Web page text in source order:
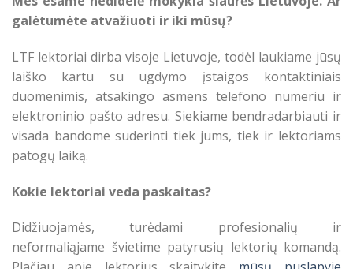
galėtumėte atvažiuoti ir iki mūsų?
LTF lektoriai dirba visoje Lietuvoje, todėl laukiame jūsų
laiško kartu su ugdymo įstaigos kontaktiniais
duomenimis, atsakingo asmens telefono numeriu ir
elektroninio pašto adresu. Siekiame bendradarbiauti ir
visada bandome suderinti tiek jums, tiek ir lektoriams
patogų laiką.
Kokie lektoriai veda paskaitas?
Didžiuojamės, turėdami profesionalių ir
neformaliąjame švietime patyrusių lektorių komandą.